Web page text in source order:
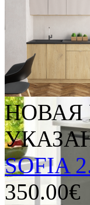
НОВАЯ
SOFIA
350.00€